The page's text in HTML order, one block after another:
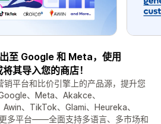
至 Google 和 Meta，使用
其导入您的商店！
平台和比价引擎上的产品源，提升您
、Meta、Akakce、
、TikTok、Glami、Heureka、
多平台——全面支持多语言、多市场和